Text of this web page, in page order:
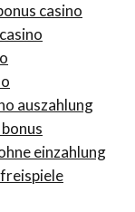
casino
auszahlung
einzahlung